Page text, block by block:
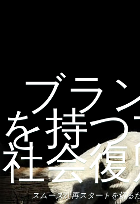
ブラ
を持
社会
スムーズな再スタートを切る